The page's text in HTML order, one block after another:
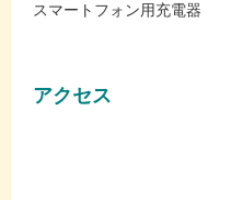
スマートフォン用充電器
アクセス